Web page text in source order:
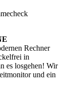
Rechner
in
es losgehen! Wir
und ein